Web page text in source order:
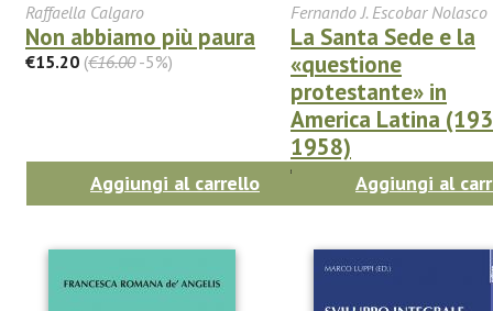
Raffaella Calgaro
Non abbiamo più paura
€15.20 (€16.00-5%)
Aggiungi al carrello
Fernando J. Escobar Nolasco
La Santa Sede e la
«questione
protestante» in
America Latina
1958)
€21.85 €23.00 -5%)
Aggiungi al